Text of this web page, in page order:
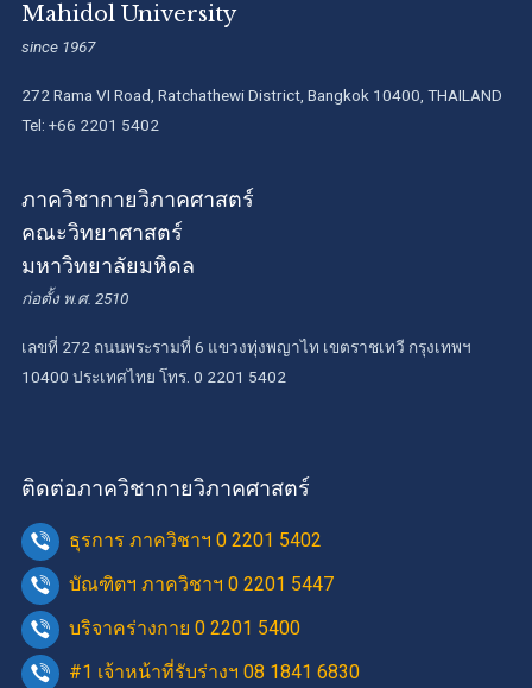
Mahidol University
since 1967
272 Rama VI Road, Ratchathewi District, Bangkok 10400, THAILAND
Tel: +66 2201 5402
ภาควิชากายวิภาคศาสตร์
คณะวิทยาศาสตร์
มหาวิทยาลัยมหิดล
ก่อตั้ง พ.ศ. 2510
เลขที่ 272 ถนนพระรามที่ 6 แขวงทุ่งพญาไท เขตราชเทวี กรุงเทพฯ
10400 ประเทศไทย โทร. 0 2201 5402
ติดต่อภาควิชากายวิภาคศาสตร์
ธุรการ ภาควิชาฯ 0 2201 5402
บัณฑิตฯ ภาควิชาฯ 0 2201 5447
บริจาคร่างกาย 0 2201 5400
#1 เจ้าหน้าที่รับร่างฯ 08 1841 6830